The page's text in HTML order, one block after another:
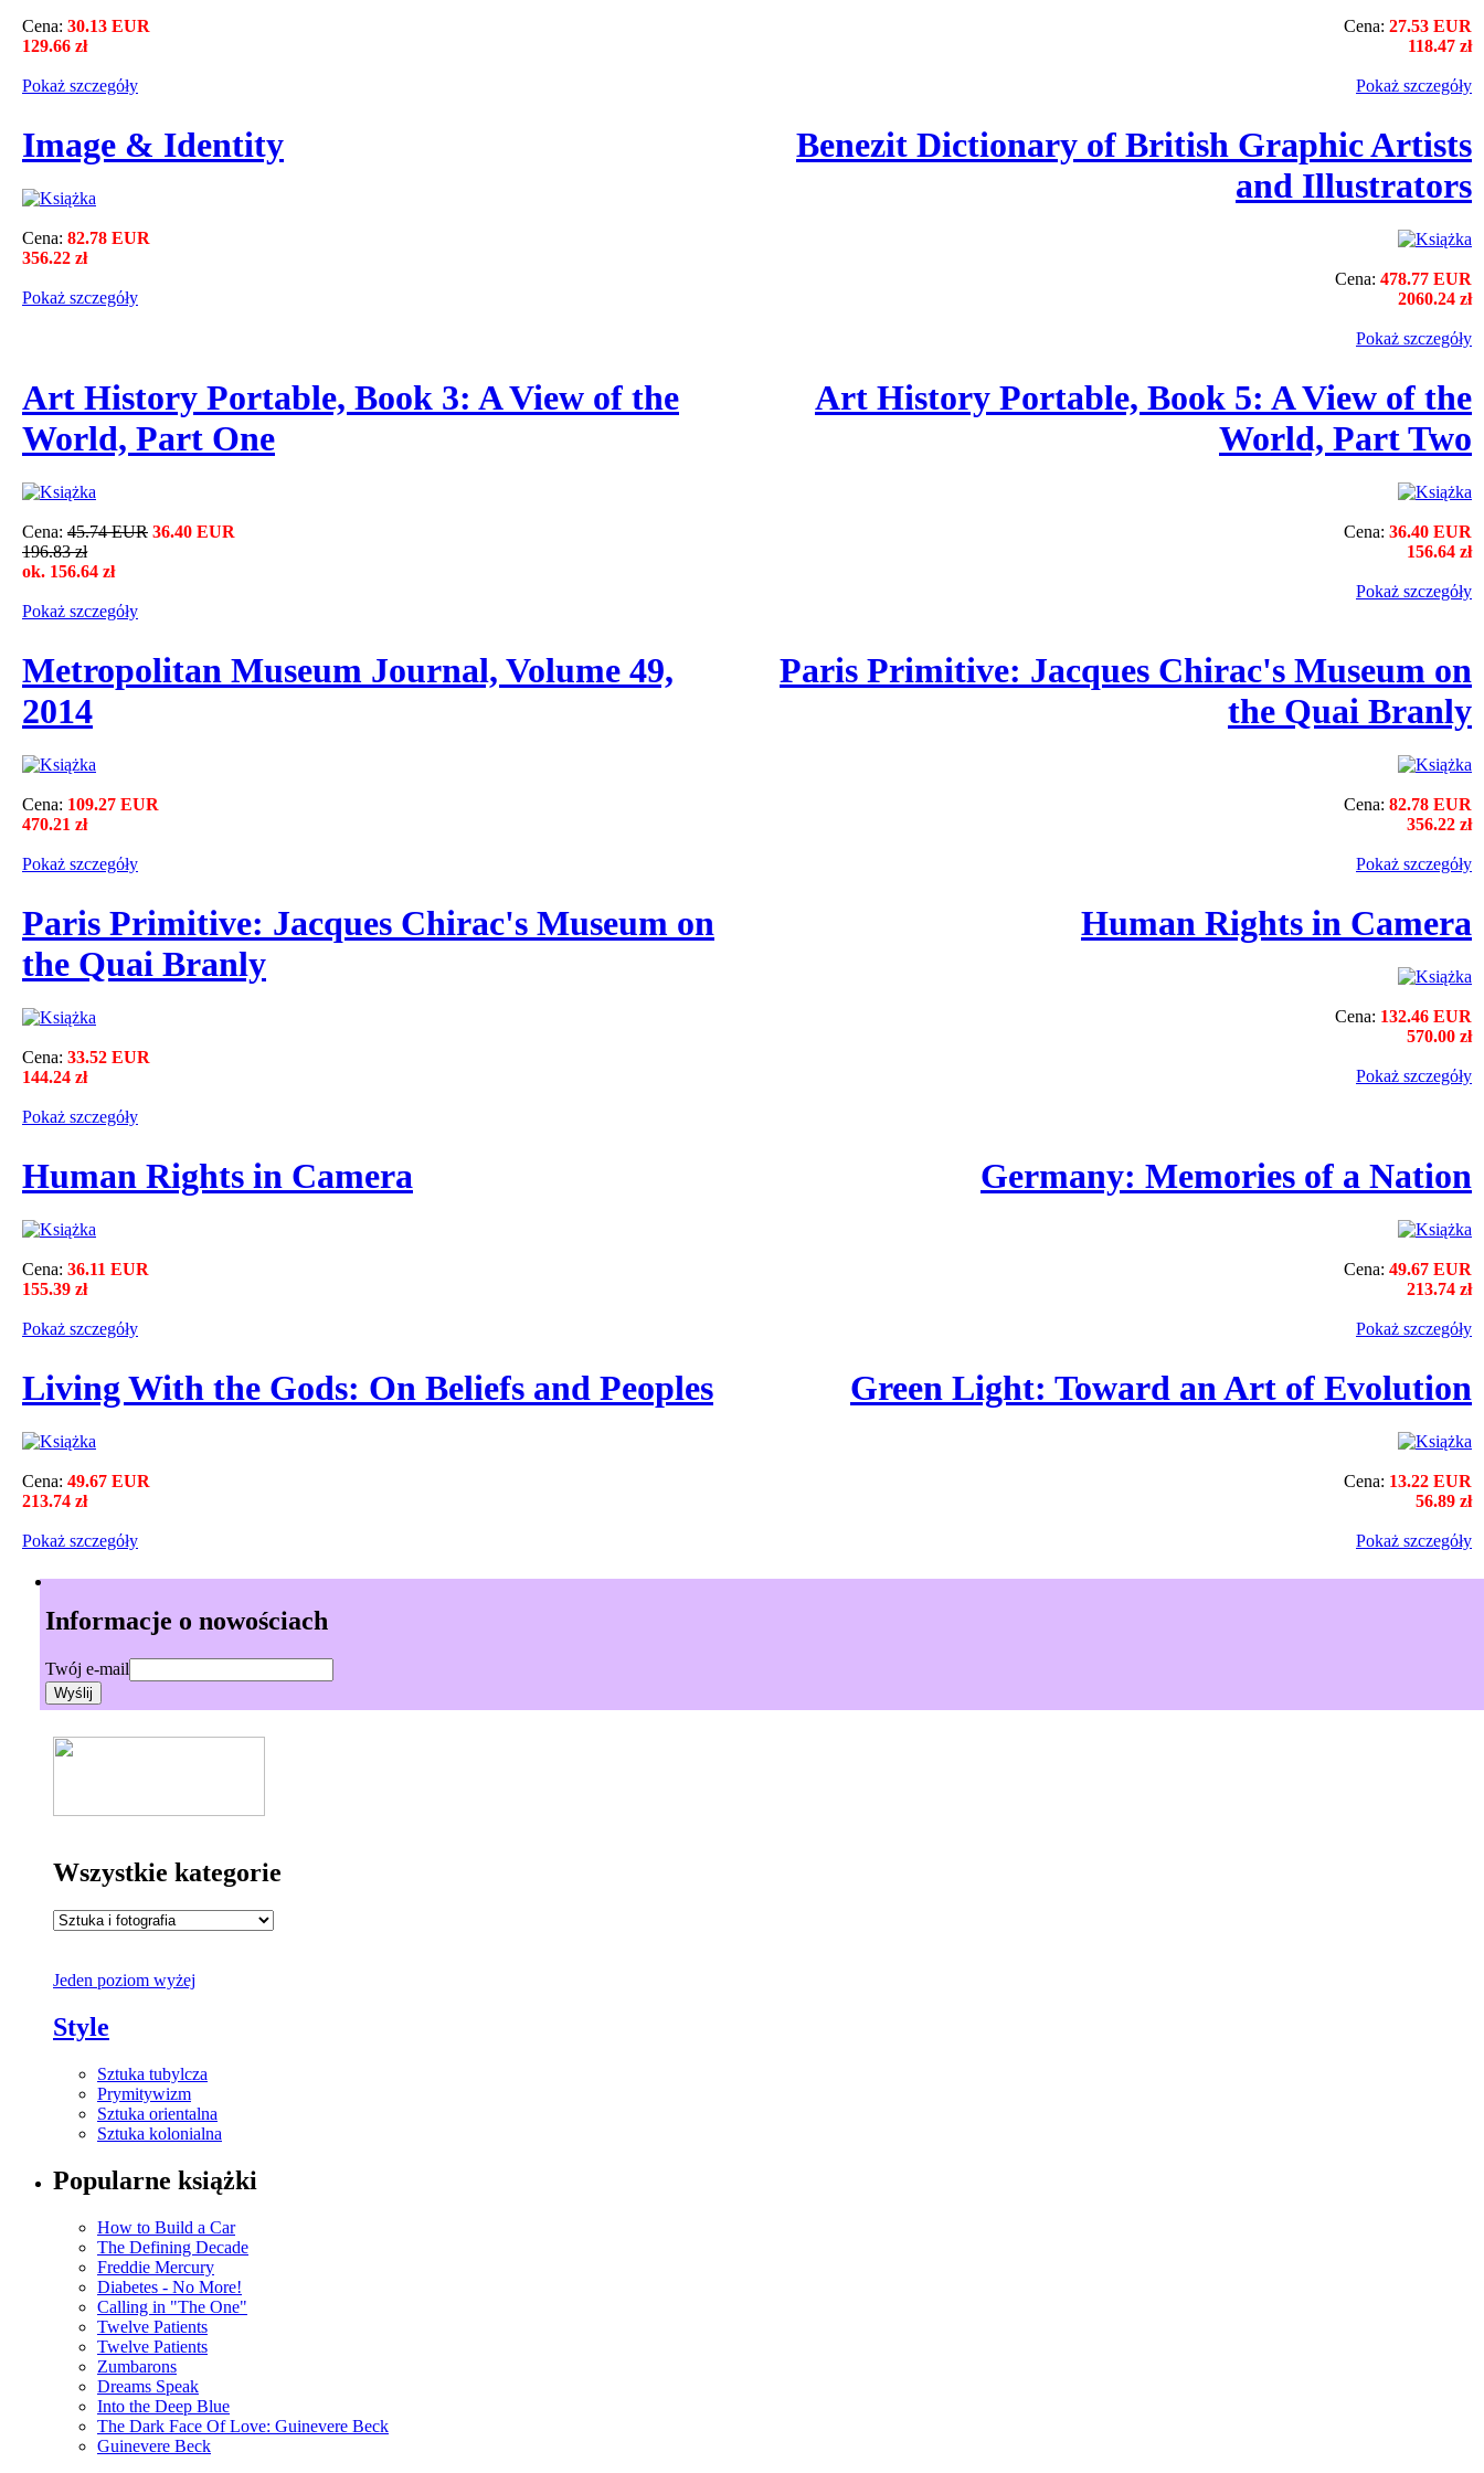
Cena: 30.13 EUR
129.66 zł
Pokaż szczegόły
Cena: 27.53 EUR
118.47 zł
Pokaż szczegόły
Image & Identity
Cena: 82.78 EUR
356.22 zł
Pokaż szczegόły
Benezit Dictionary of British Graphic Artists
and Illustrators
Cena: 478.77 EUR
2060.24 zł
Pokaż szczegόły
Art History Portable, Book 3: A View of the
World, Part One
Cena: 45.74 EUR 36.40 EUR
196.83 zł
ok. 156.64 zł
Pokaż szczegόły
Art History Portable, Book 5: A View of the
World, Part Two
Cena: 36.40 EUR
156.64 zł
Pokaż szczegόły
Metropolitan Museum Journal, Volume 49,
2014
Cena: 109.27 EUR
470.21 zł
Pokaż szczegόły
Paris Primitive: Jacques Chirac's Museum on
the Quai Branly
Cena: 82.78 EUR
356.22 zł
Pokaż szczegόły
Paris Primitive: Jacques Chirac's Museum on
the Quai Branly
Cena: 33.52 EUR
144.24 zł
Pokaż szczegόły
Human Rights in Camera
Cena: 132.46 EUR
570.00 zł
Pokaż szczegόły
Human Rights in Camera
Cena: 36.11 EUR
155.39 zł
Pokaż szczegόły
Germany: Memories of a Nation
Cena: 49.67 EUR
213.74 zł
Pokaż szczegόły
Living With the Gods: On Beliefs and Peoples
Cena: 49.67 EUR
213.74 zł
Pokaż szczegόły
Green Light: Toward an Art of Evolution
Cena: 13.22 EUR
56.89 zł
Pokaż szczegόły
Informacje o nowościach
Twój e-mail
Wszystkie kategorie
Jeden poziom wyżej
Style
Sztuka tubylcza
Prymitywizm
Sztuka orientalna
Sztuka kolonialna
Popularne książki
How to Build a Car
The Defining Decade
Freddie Mercury
Diabetes - No More!
Calling in "The One"
Twelve Patients
Twelve Patients
Zumbarons
Dreams Speak
Into the Deep Blue
The Dark Face Of Love: Guinevere Beck
Guinevere Beck